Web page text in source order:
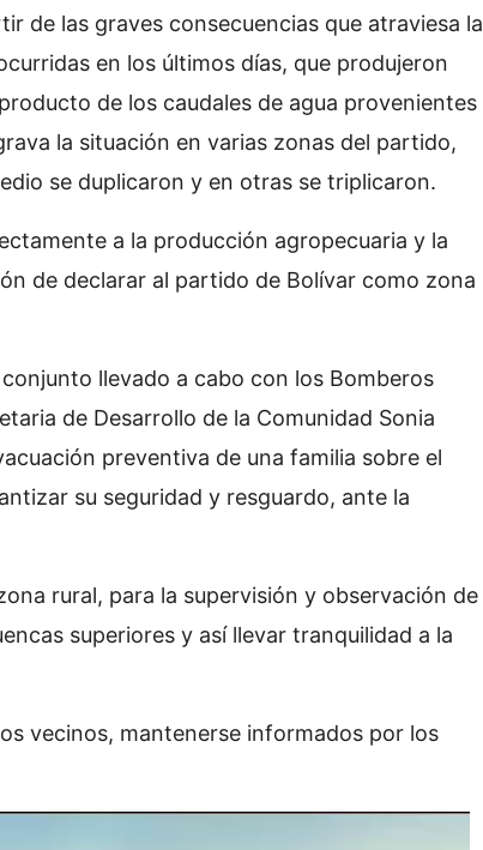
de las graves consecuencias que atraviesa la
en los últimos días, que produjeron
de los caudales de agua provenientes
la situación en varias zonas del partido,
se duplicaron y en otras se triplicaron.
a la producción agropecuaria y la
de declarar al partido de Bolívar como zona
llevado a cabo con los Bomberos
de Desarrollo de la Comunidad Sonia
preventiva de una familia sobre el
su seguridad y resguardo, ante la
rural, para la supervisión y observación de
superiores y así llevar tranquilidad a la
vecinos, mantenerse informados por los